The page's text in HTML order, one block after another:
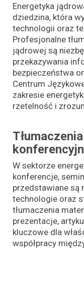
Energetyka
dziedzina, która
technologii oraz
Profesjonalne
jądrowej są
przekazywania
bezpieczeństwa
Centrum
zakresie
rzetelność i
W sektorze
konferencje,
przedstawiane są
technologie oraz
tłumaczenia
prezentacje,
kluczowe dla
współpracy